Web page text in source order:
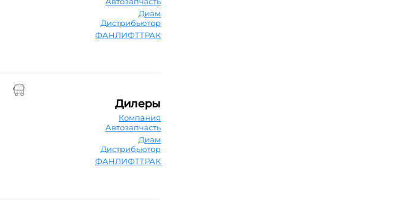
Диам
Дистрибьютор
ФАНЛИФТТРАК
Дилеры
Компания
Автозапчасть
Диам
Дистрибьютор
ФАНЛИФТТРАК